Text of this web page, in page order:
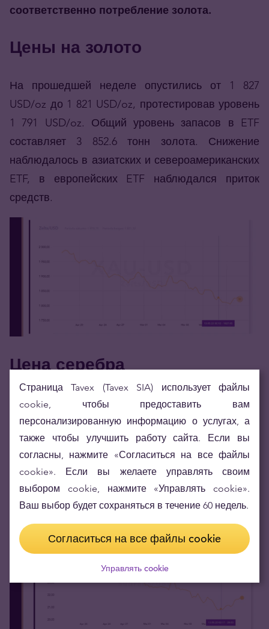
соответственно потребление золота.
Цены на золото
На прошедшей неделе опустились от 1 827
USD/oz до 1 821 USD/oz, протестировав уровень
1 791 USD/oz. Общий уровень запасов в ETF
составляет 3 852.6 тонн золота. Снижение
наблюдалось в азиатских и североамериканских
ETF, в европейских ETF наблюдался приток
средств.
Цена серебра
Цены на серебро на прошедшей неделе в
корреляции с рынком золота опускались от 20.83
USD/oz до 21.72 USD/oz. Соотношение цен
между золотом и серебром достигло 84.46
(среднее значение за 5 лет — 79.50), также
сигнализируя о перепроданности актива.
Страница Tavex (Tavex SIA) использует файлы
cookie, чтобы предоставить вам
персонализированную информацию о услугах, а
также чтобы улучшить работу сайта. Если вы
согласны, нажмите «Согласиться на все файлы
cookie». Если вы желаете управлять своим
выбором cookie, нажмите «Управлять cookie».
Ваш выбор будет сохраняться в течение 60 недель.
Согласиться на все файлы cookie
Управлять cookie